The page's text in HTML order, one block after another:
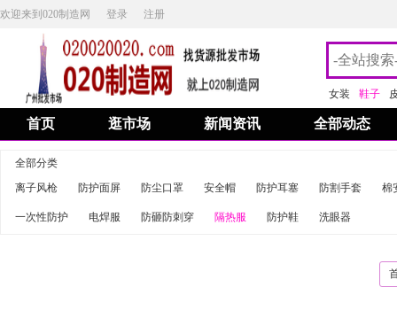
欢迎来到020制造网 登录 注册
女装 鞋子
首页 逛市场 新闻资讯 全部动态
全部分类
离子风枪
防护面屏 防尘口罩 安全帽 防护耳塞 防割手套 棉
一次性防护 电焊服 防砸防刺穿 隔热服 防护鞋 洗眼器